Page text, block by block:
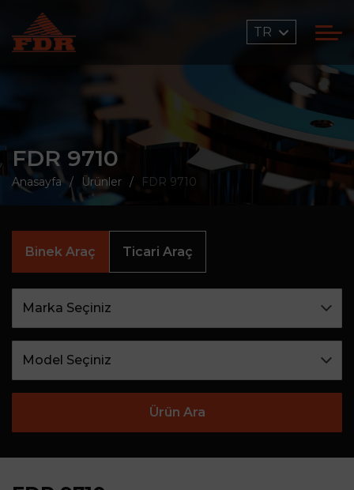
TR
FDR 9710
Anasayfa Ürünler FDR 9710
Binek Araç Ticari Araç
Ürün Ara